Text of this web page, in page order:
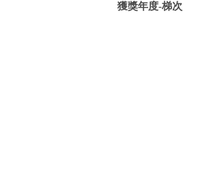
獲獎年度-梯次